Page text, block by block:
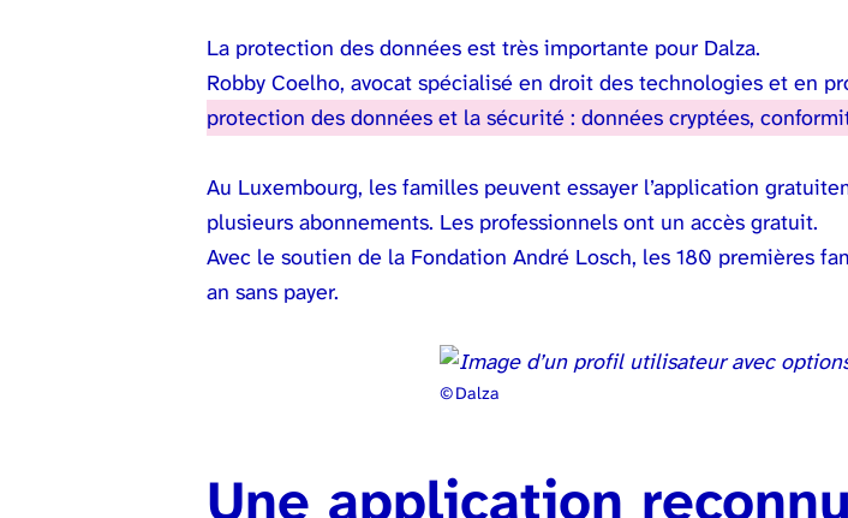
La protection des données est très importante pour Dalza.
Robby Coelho, avocat spécialisé en droit des technologies et en
protection des données et la sécurité : données cryptées,
Au Luxembourg, les familles peuvent essayer l’application
plusieurs abonnements. Les professionnels ont un accès gratuit.
Avec le soutien de la Fondation André Losch, les 180 premières
an sans payer.
© Dalza
Une application